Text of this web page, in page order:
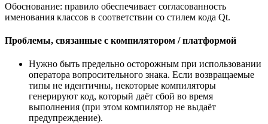
Обоснование: правило обеспечивает согласованность
именования классов в соответствии со стилем кода Qt.
Проблемы, связанные с компилятором / платформой
Нужно быть предельно осторожным при использовании
оператора вопросительного знака. Если возвращаемые
типы не идентичны, некоторые компиляторы
генерируют код, который даёт сбой во время
выполнения (при этом компилятор не выдаёт
предупреждение).